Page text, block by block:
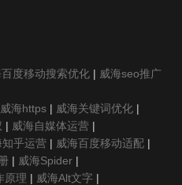
百度移动搜索优化 | 威海seo推广
威海https | 威海关键词优化 |
| 威海自媒体运营 |
知乎运营 | 威海百度移动适配 |
| 威海Spider |
原理 | 威海Alt文字 |